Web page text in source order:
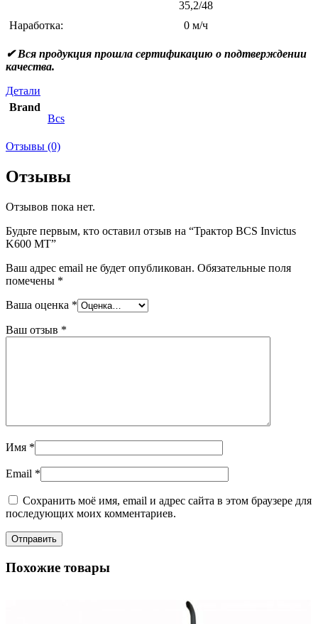
35,2/48
Наработка:
0 м/ч
✔ Вся продукция прошла сертификацию о подтверждении
качества.
Детали
Brand
Bcs
Отзывы (0)
Отзывы
Отзывов пока нет.
Будьте первым, кто оставил отзыв на “Трактор BCS Invictus
K600 MT”
Ваш адрес email не будет опубликован. Обязательные поля
помечены *
Ваша оценка *
Ваш отзыв *
Имя *
Email *
Сохранить моё имя, email и адрес сайта в этом браузере для
последующих моих комментариев.
Похожие товары